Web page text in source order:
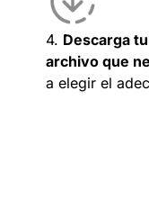
4. Descarga
archivo que
a elegir el